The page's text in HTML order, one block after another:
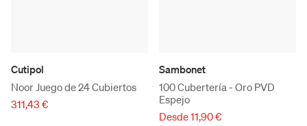
Cutipol
Noor Juego de 24 Cubiertos
311,43 €
Sambonet
100 Cubertería - Oro PVD
Espejo
Desde 11,90 €